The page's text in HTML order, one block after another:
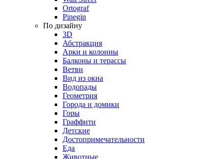
Ortograf
Pinegin
По дизайну
3D
Абстракция
Арки и колонны
Балконы и терассы
Ветви
Вид из окна
Водопады
Геометрия
Города и домики
Горы
Граффити
Детские
Достопримечательности
Еда
Животные